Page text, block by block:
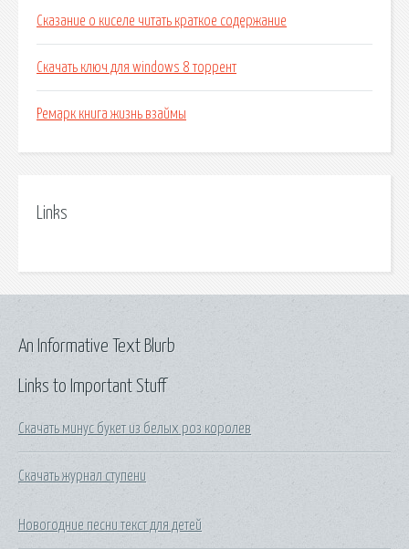
Сказание о киселе читать краткое содержание
Скачать ключ для windows 8 торрент
Ремарк книга жизнь взаймы
Links
Links to Important Stuff
Скачать минус букет из белых роз королев
Скачать журнал ступени
Новогодние песни текст для детей
An Informative Text Blurb